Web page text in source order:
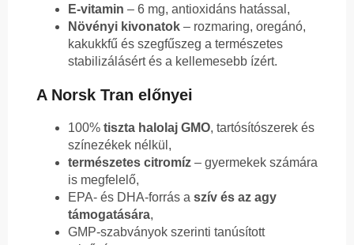
E-vitamin – 6 mg, antioxidáns hatással,
Növényi kivonatok – rozmaring, oregánó,
kakukkfű és szegfűszeg a természetes
stabilizálásért és a kellemesebb ízért.
A Norsk Tran előnyei
100% tiszta halolaj GMO, tartósítószerek és
színezékek nélkül,
természetes citromíz – gyermekek számára
is megfelelő,
EPA- és DHA-forrás a szív és az agy
támogatására,
GMP-szabványok szerinti tanúsított